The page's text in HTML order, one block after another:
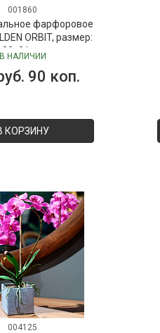
001860
фарфоровое
ORBIT, размер:
30х21 см
В НАЛИЧИИ
90 коп.
КОРЗИНУ
004125